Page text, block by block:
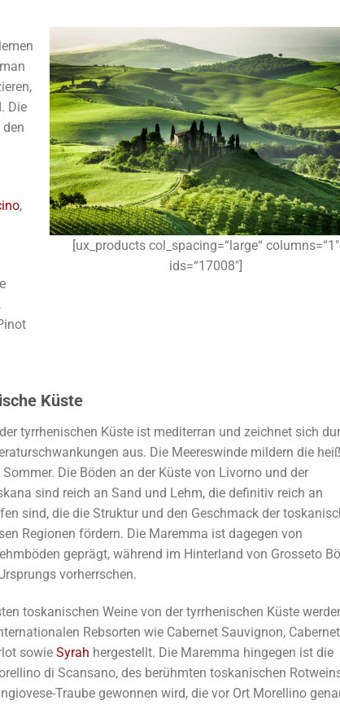
Die
,
[ux_products col_spacing=“large“ columns=“1″
ids=“17008″]
Küste
tyrrhenischen Küste ist mediterran und zeichnet sich
aus. Die Meereswinde mildern die
Die Böden an der Küste von Livorno und der
sind reich an Sand und Lehm, die definitiv reich an
sind, die die Struktur und den Geschmack der
Regionen fördern. Die Maremma ist dagegen von
geprägt, während im Hinterland von Grosseto
vorherrschen.
toskanischen Weine von der tyrrhenischen Küste
Rebsorten wie Cabernet Sauvignon, Cabernet
sowieSyrah hergestellt. Die Maremma hingegen ist die
di Scansano, des berühmten toskanischen
Traube gewonnen wird, die vor Ort Morellino